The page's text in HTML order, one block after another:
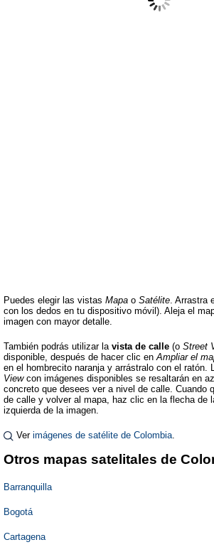
Puedes elegir las vistas Mapa o Satélite. Arrastra
con los dedos en tu dispositivo móvil). Aleja el
imagen con mayor detalle.
También podrás utilizar la vista de calle (o Street
disponible, después de hacer clic enAmpliar el
en el hombrecito naranja y arrástralo con el ratón.
Viewcon imágenes disponibles se resaltarán en
concreto que desees ver a nivel de calle. Cuando
de calle y volver al mapa, haz clic en la flecha de
izquierda de la imagen.
Ver imágenes de satélite de Colombia.
Otros mapas satelitales de
Barranquilla
Bogotá
Cartagena